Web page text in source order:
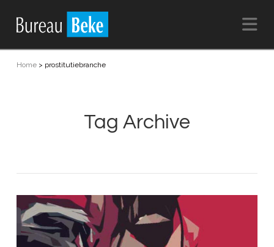
Home> prostitutiebranche
Tag Archive